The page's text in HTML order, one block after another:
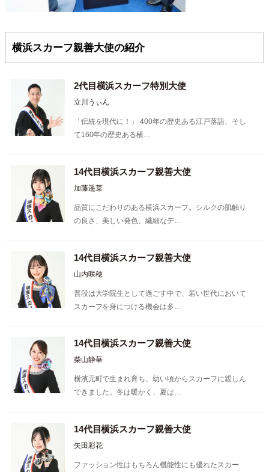
横浜スカーフ親善大使の紹介
2代目横浜スカーフ特別大使
立川うぃん
「伝統を現代に！」 400年の歴史ある江戸落語、そし
て160年の歴史ある横…
14代目横浜スカーフ親善大使
加藤遥菜
品質にこだわりのある横浜スカーフ。シルクの肌触り
の良さ、美しい発色、繊細なデ…
14代目横浜スカーフ親善大使
山内咲穂
普段は大学院生として過ごす中で、若い世代において
スカーフを身につける機会は多…
14代目横浜スカーフ親善大使
柴山静華
横濱元町で生まれ育ち、幼い頃からスカーフに親しん
できました。冬は暖かく、夏は…
14代目横浜スカーフ親善大使
矢田彩花
ファッション性はもちろん機能性にも優れたスカー